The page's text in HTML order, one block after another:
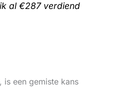
al €287 verdiend
is een gemiste kans